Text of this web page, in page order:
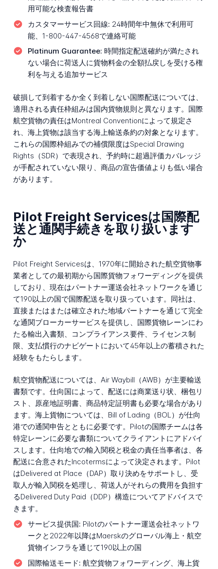
用可能な検査報告書
カスタマーサービス回線: 24時間年中無休で利用可
能、1-800-447-4568で連絡可能
Platinum Guarantee: 時間指定配送確約が満たされ
ない場合に荷送人に貨物料金の全額払戻しを受ける権
利を与える追加サービス
破損して到着するか全く到着しない国際配送については、
適用される責任枠組みは国内貨物規則と異なります。国際
航空貨物の責任はMontreal Conventionによって規定さ
れ、海上貨物は該当する海上輸送条約の対象となります。
これらの国際枠組みでの補償限度はSpecial Drawing
Rights（SDR）で表現され、予約時に超過評価カバレッジ
が手配されていない限り、商品の宣告価値よりも低い場合
があります。
Pilot Freight Servicesは国際配
送と通関手続きを取り扱います
か
Pilot Freight Servicesは、1970年に開始された航空貨物事
業者としての最初期から国際貨物フォワーディングを提供
しており、現在はパートナー運送会社ネットワークを通じ
て190以上の国で国際配送を取り扱っています。同社は、
直接またはまたは確立された地域パートナーを通じて完全
な通関ブローカーサービスを提供し、国際貨物レーンにわ
たる輸出入書類、コンプライアンス要件、ライセンス制
限、支払慣行のナビゲートにおいて45年以上の蓄積された
経験をもたらします。
航空貨物配送については、Air Waybill（AWB）が主要輸送
書類です。仕向国によって、配送には商業送り状、梱包リ
スト、原産地証明書、商品特定証明書も必要な場合があり
ます。海上貨物については、Bill of Lading（BOL）が仕向
港での通関申告とともに必要です。Pilotの国際チームは各
特定レーンに必要な書類についてクライアントにアドバイ
スします。仕向地での輸入関税と税金の責任当事者は、各
配送に合意されたIncotermsによって決定されます。Pilot
はDelivered at Place（DAP）取り決めをサポートし、受
取人が輸入関税を処理し、荷送人がそれらの費用を負担す
るDelivered Duty Paid（DDP）構造についてアドバイスで
きます。
サービス提供国: Pilotのパートナー運送会社ネットワ
ークと2022年以降はMaerskのグローバル海上・航空
貨物インフラを通じて190以上の国
国際輸送モード: 航空貨物フォワーディング、海上貨